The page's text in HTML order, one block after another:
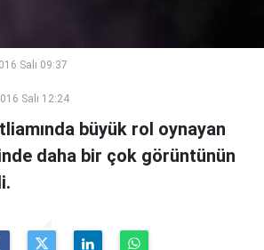
Salı 09:37
Salı 12:24
büyük rol oynayan
daha bir çok görüntünün